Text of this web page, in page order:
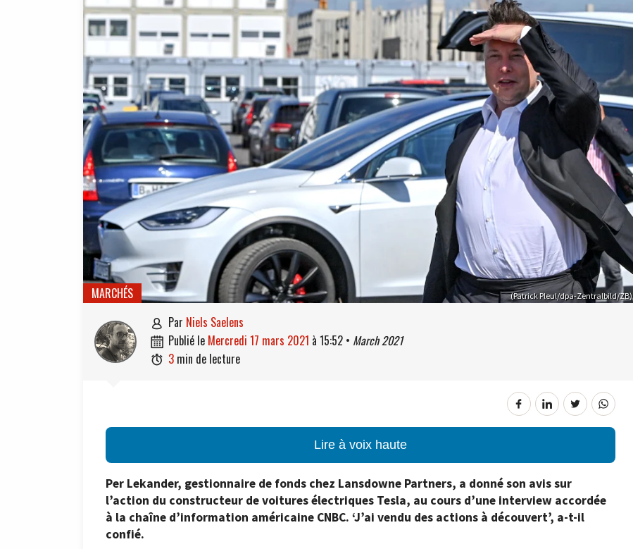
(Patrick Pleul/dpa-Zentralbild/ZB)
MARCHÉS
 par Niels Saelens
 publié le mercredi 17 mars 2021 à 15:52 • March 2021
 3 min de lecture
Lire à voix haute
Per Lekander, gestionnaire de fonds chez Lansdowne Partners, a donné son avis sur
l’action du constructeur de voitures électriques Tesla, au cours d’une interview accordée
à la chaîne d’information américaine CNBC. ‘J’ai vendu des actions à découvert’, a-t-il
confié.